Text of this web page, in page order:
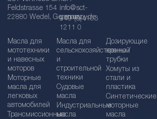
Feldstrasse 154
22880 Wedel, Germany
info@sct-
germany.de
+49 (0)4103
1211 0
Масла для
мототехники
и навесных
моторов
Моторные
масла для
легковых
автомобилей
Трансмиссионные
Масла для
сельскохозяйственной
и
строительной
техники
Судовые
масла
Индустриальные
масла
Дозирующие
краны /
трубки
Хомуты из
стали и
пластика
Синтетические
моторные
масла